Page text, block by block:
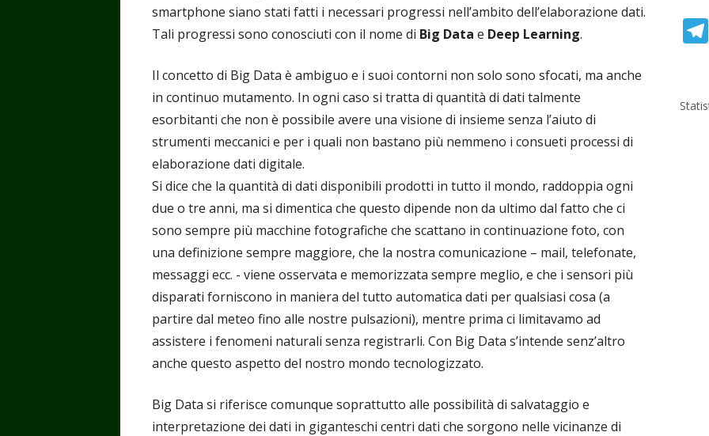
smartphone siano stati fatti i necessari progressi nell’ambito dell’elaborazione dati.
Tali progressi sono conosciuti con il nome di Big Data e Deep Learning.
Il concetto di Big Data è ambiguo e i suoi contorni non solo sono sfocati, ma anche
in continuo mutamento. In ogni caso si tratta di quantità di dati talmente
esorbitanti che non è possibile avere una visione di insieme senza l’aiuto di
strumenti meccanici e per i quali non bastano più nemmeno i consueti processi di
elaborazione dati digitale.
Si dice che la quantità di dati disponibili prodotti in tutto il mondo, raddoppia ogni
due o tre anni, ma si dimentica che questo dipende non da ultimo dal fatto che ci
sono sempre più macchine fotografiche che scattano in continuazione foto, con
una definizione sempre maggiore, che la nostra comunicazione – mail, telefonate,
messaggi ecc. - viene osservata e memorizzata sempre meglio, e che i sensori più
disparati forniscono in maniera del tutto automatica dati per qualsiasi cosa (a
partire dal meteo fino alle nostre pulsazioni), mentre prima ci limitavamo ad
assistere i fenomeni naturali senza registrarli. Con Big Data s’intende senz’altro
anche questo aspetto del nostro mondo tecnologizzato.
Big Data si riferisce comunque soprattutto alle possibilità di salvataggio e
interpretazione dei dati in giganteschi centri dati che sorgono nelle vicinanze di